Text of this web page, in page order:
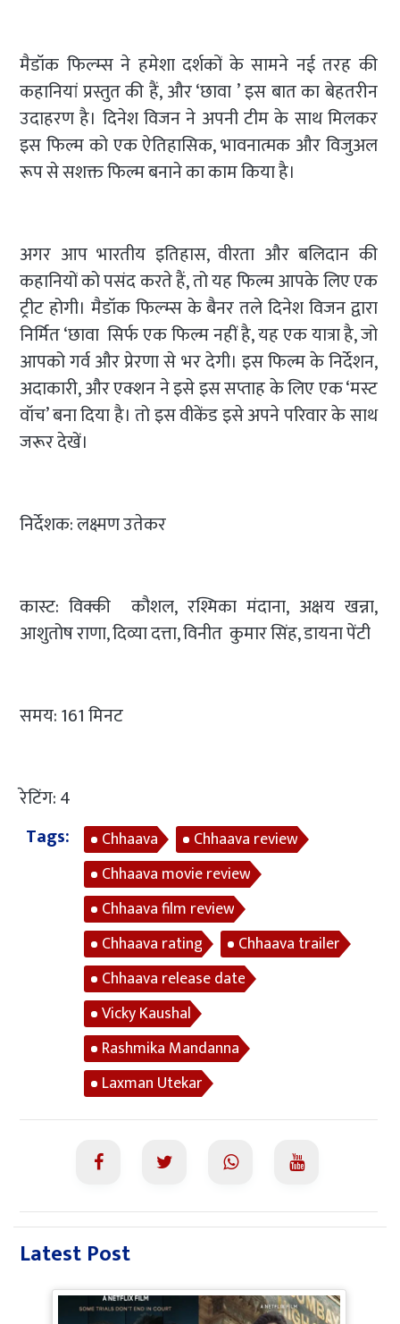
मैडॉक फिल्म्स ने हमेशा दर्शकों के सामने नई तरह की
कहानियां प्रस्तुत की हैं, और ‘छावा ’ इस बात का बेहतरीन
उदाहरण है। दिनेश विजन ने अपनी टीम के साथ मिलकर
इस फिल्म को एक ऐतिहासिक, भावनात्मक और विजुअल
रूप से सशक्त फिल्म बनाने का काम किया है।
अगर आप भारतीय इतिहास, वीरता और बलिदान की
कहानियों को पसंद करते हैं, तो यह फिल्म आपके लिए एक
ट्रीट होगी। मैडॉक फिल्म्स के बैनर तले दिनेश विजन द्वारा
निर्मित ‘छावा सिर्फ एक फिल्म नहीं है, यह एक यात्रा है, जो
आपको गर्व और प्रेरणा से भर देगी। इस फिल्म के निर्देशन,
अदाकारी, और एक्शन ने इसे इस सप्ताह के लिए एक ‘मस्ट
वॉच’ बना दिया है। तो इस वीकेंड इसे अपने परिवार के साथ
जरूर देखें।
निर्देशक: लक्ष्मण उतेकर
कास्ट: विक्की कौशल, रश्मिका मंदाना, अक्षय खन्ना,
आशुतोष राणा, दिव्या दत्ता, विनीत कुमार सिंह, डायना पेंटी
समय: 161 मिनट
रेटिंग: 4
Tags:
Chhaava
Chhaava review
Chhaava movie review
Chhaava film review
Chhaava rating
Chhaava trailer
Chhaava release date
Vicky Kaushal
Rashmika Mandanna
Laxman Utekar
Latest Post